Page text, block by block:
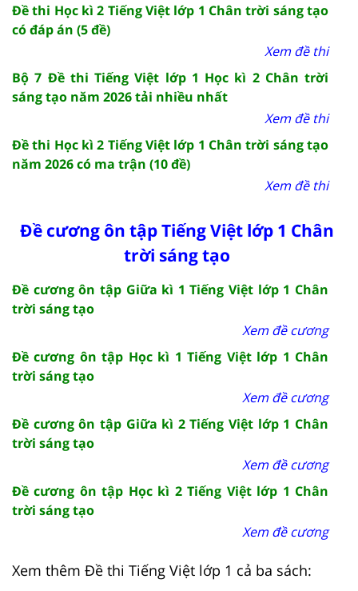
Đề thi Học kì 2 Tiếng Việt lớp 1 Chân trời sáng tạo
có đáp án (5 đề)
Xem đề thi
Bộ 7 Đề thi Tiếng Việt lớp 1 Học kì 2 Chân trời
sáng tạo năm 2026 tải nhiều nhất
Xem đề thi
Đề thi Học kì 2 Tiếng Việt lớp 1 Chân trời sáng tạo
năm 2026 có ma trận (10 đề)
Xem đề thi
Đề cương ôn tập Tiếng Việt lớp 1 Chân
trời sáng tạo
Đề cương ôn tập Giữa kì 1 Tiếng Việt lớp 1 Chân
trời sáng tạo
Xem đề cương
Đề cương ôn tập Học kì 1 Tiếng Việt lớp 1 Chân
trời sáng tạo
Xem đề cương
Đề cương ôn tập Giữa kì 2 Tiếng Việt lớp 1 Chân
trời sáng tạo
Xem đề cương
Đề cương ôn tập Học kì 2 Tiếng Việt lớp 1 Chân
trời sáng tạo
Xem đề cương
Xem thêm Đề thi Tiếng Việt lớp 1 cả ba sách: